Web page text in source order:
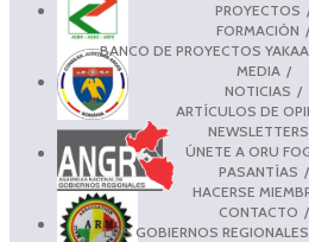
PROYECTOS
FORMACIÓN
BANCO DE PROYECTOS
MEDIA
NOTICIAS
ARTÍCULOS DE
NEWSLETTERS
ÚNETE A ORU
PASANTÍAS
HACERSE
CONTACTO
LOS GOBIERNOS